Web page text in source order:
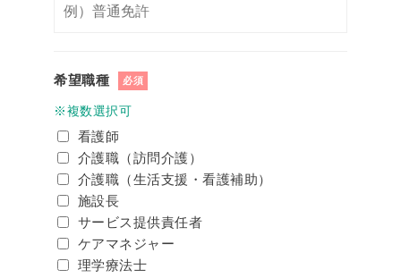
希望職種 必須
※複数選択可
看護師
介護職（訪問介護）
介護職（生活支援・看護補助）
施設長
サービス提供責任者
ケアマネジャー
理学療法士